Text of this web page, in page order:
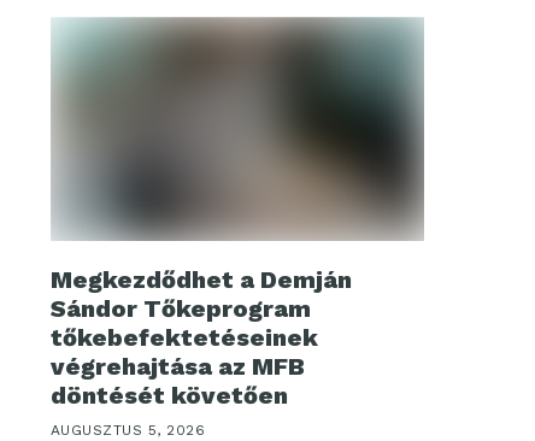
Megkezdődhet a Demján
Sándor Tőkeprogram
tőkebefektetéseinek
végrehajtása az MFB
döntését követően
AUGUSZTUS 5, 2026